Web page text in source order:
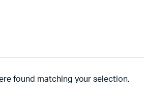
found matching your selection.